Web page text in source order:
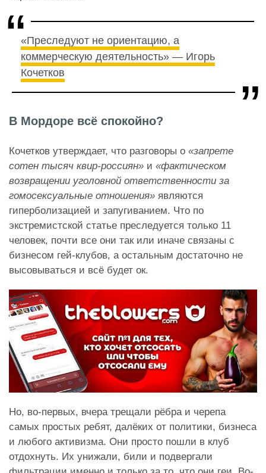
«Преследуют не ориентацию, а
коммерческую деятельность» — Игорь
Кочетков
В Мордоре всё спокойно?
Кочетков утверждает, что разговоры о «запрете
сотен тысяч квир-россиян» и «фактическом
возвращении уголовной ответственности за
гомосексуальные отношения» являются
гиперболизацией и запугиванием. Что по
экстремистской статье преследуется только 11
человек, почти все они так или иначе связаны с
бизнесом гей-клубов, а остальным достаточно не
высовываться и всё будет ок.
Но, во-первых, вчера трещали рёбра и черепа
самых простых ребят, далёких от политики, бизнеса
и любого активизма. Они просто пошли в клуб
отдохнуть. Их унижали, били и подвергали